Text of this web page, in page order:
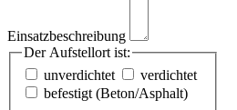
Einsatzbeschreibung
Der Aufstellort ist:
unverdichtet
verdichtet
befestigt (Beton/Asphalt)